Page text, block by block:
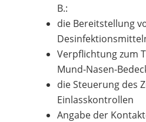
B.:
die Bereitstellung
Verpflichtung zum
Mund-Nasen-
die Steuerung des
Einlasskontrollen
Angabe der